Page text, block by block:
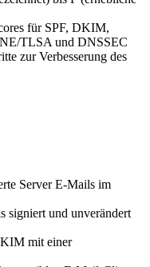
für SPF, DKIM,
TLSA und DNSSEC
zur Verbesserung des
Server E-Mails im
signiert und unverändert
mit einer